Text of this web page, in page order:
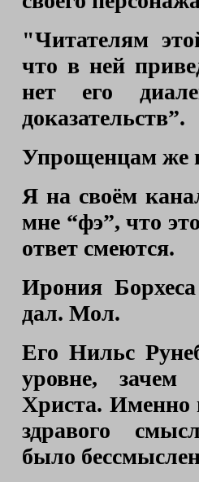
"Читателям
что в ней
нет его
доказательств”.
Упрощенцам же
Я на своём
мне “фэ”, что
ответ смеются.
Ирония
дал. Мол.
Его Нильс
уровне,
Христа. Именно
здравого
было